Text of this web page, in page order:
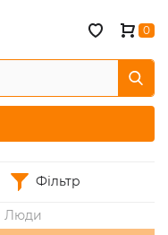
0
Фільтр
Люди